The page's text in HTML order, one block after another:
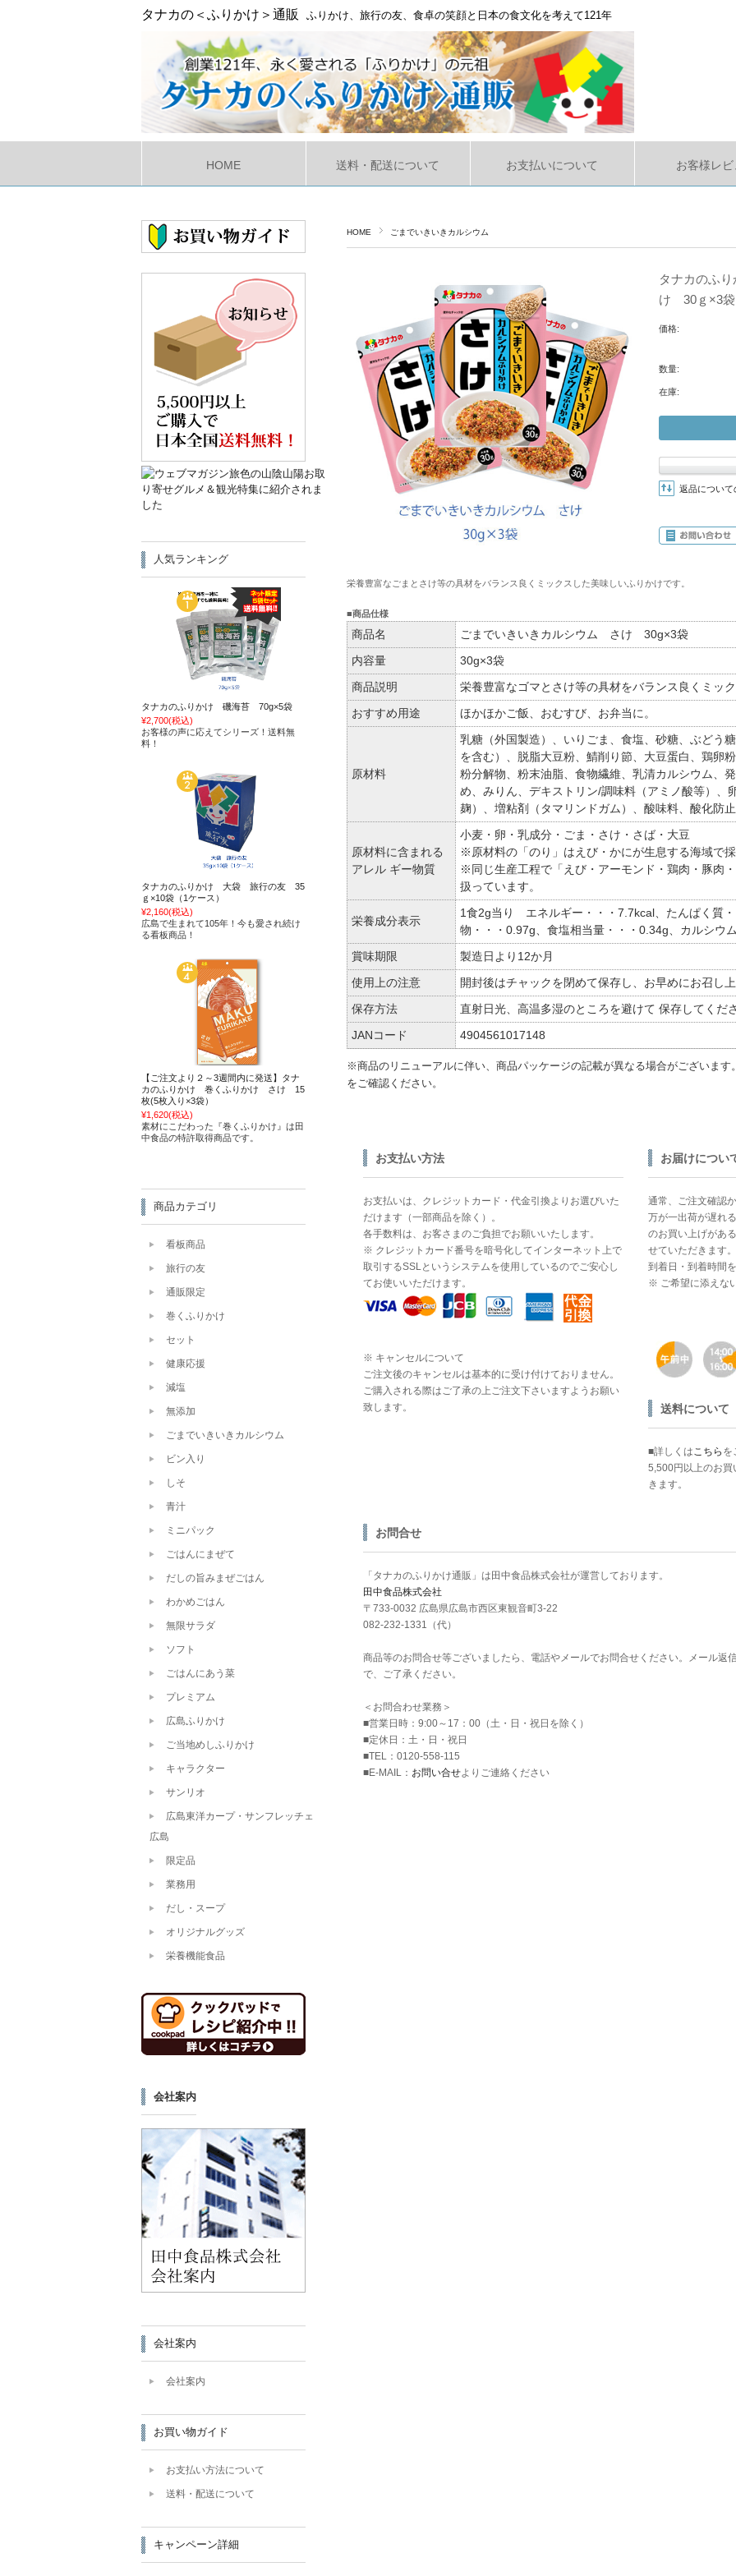
タナカの＜ふりかけ＞通販 ふりかけ、旅行の友、食卓の笑顔と日本の食文化を考えて121年
HOME 送料・配送について お支払いについて お客様レビ
HOME ごまでいきいきカルシウム
タナカのふ
け 30ｇ×3袋
価格:
数量:
在庫:
返品について
栄養豊富なごまとさけ等の具材をバランス良くミックスした美味しいふりかけです。
■商品仕様
商品名
ごまでいきいきカルシウム さけ 30g×3袋
内容量
30g×3袋
商品説明
栄養豊富なゴマとさけ等の具材をバランス良くミッ
おすすめ用途
ほかほかご飯、おむすび、お弁当に。
原材料
乳糖（外国製造）、いりごま、食塩、砂糖、ぶどう
を含む）、脱脂大豆粉、鯖削り節、大豆蛋白、鶏卵
粉分解物、粉末油脂、食物繊維、乳清カルシウム、
め、みりん、デキストリン/調味料（アミノ酸等）、
麹）、増粘剤（タマリンドガム）、酸味料、酸化防止
原材料に含まれる
アレル ギー物質
小麦・卵・乳成分・ごま・さけ・さば・大豆
※原材料の「のり」はえび・かにが生息する海域で採
※同じ生産工程で「えび・アーモンド・鶏肉・豚肉
扱っています。
栄養成分表示
1食2g当り エネルギー・・・7.7kcal、たんぱく質
物・・・0.97g、食塩相当量・・・0.34g、カルシウ
賞味期限
製造日より12か月
使用上の注意
開封後はチャックを閉めて保存し、お早めにお召し上
保存方法
直射日光、高温多湿のところを避けて 保存してくださ
JANコード
4904561017148
※商品のリニューアルに伴い、商品パッケージの記載が異なる場合がございま
をご確認ください。
お支払い方法
お支払いは、クレジットカード・代金引換よりお選びいた
だけます（一部商品を除く）。
各手数料は、お客さまのご負担でお願いいたします。
※ クレジットカード番号を暗号化してインターネット上で
取引するSSLというシステムを使用しているのでご安心し
てお使いいただけます。
※ キャンセルについて
ご注文後のキャンセルは基本的に受け付けておりません。
ご購入される際はご了承の上ご注文下さいますようお願い
致します。
お届けについ
通常、ご注文確認
万が一出荷が遅れ
のお買い上げがあ
せていただきます。
到着日・到着時間
※ ご希望に添えな
送料について
■詳しくはこちら を
5,500円以上のお買
きます。
お問合せ
「タナカのふりかけ通販」は田中食品株式会社が運営しております。
田中食品株式会社
〒733-0032 広島県広島市西区東観音町3-22
082-232-1331（代）
商品等のお問合せ等ございましたら、電話やメールでお問合せください。メール返
で、ご了承ください。
＜お問合わせ業務＞
■営業日時：9:00～17：00（土・日・祝日を除く）
■定休日：土・日・祝日
■TEL：0120-558-115
■E-MAIL： お問い合せよりご連絡ください
人気ランキング
タナカのふりかけ 磯海苔 70g×5袋
¥2,700(税込)
お客様の声に応えてシリーズ！送料無
料！
タナカのふりかけ 大袋 旅行の友 35
ｇ×10袋（1ケース）
¥2,160(税込)
広島で生まれて105年！今も愛され続け
る看板商品！
【ご注文より２～3週間内に発送】タナ
カのふりかけ 巻くふりかけ さけ 15
枚(5枚入り×3袋）
¥1,620(税込)
素材にこだわった『巻くふりかけ』は田
中食品の特許取得商品です。
商品カテゴリ
看板商品
旅行の友
通販限定
巻くふりかけ
セット
健康応援
減塩
無添加
ごまでいきいきカルシウム
ビン入り
しそ
青汁
ミニパック
ごはんにまぜて
だしの旨みまぜごはん
わかめごはん
無限サラダ
ソフト
ごはんにあう菜
プレミアム
広島ふりかけ
ご当地めしふりかけ
キャラクター
サンリオ
広島東洋カープ・サンフレッチェ
広島
限定品
業務用
だし・スープ
オリジナルグッズ
栄養機能食品
会社案内
会社案内
会社案内
お買い物ガイド
お支払い方法について
送料・配送について
キャンペーン詳細